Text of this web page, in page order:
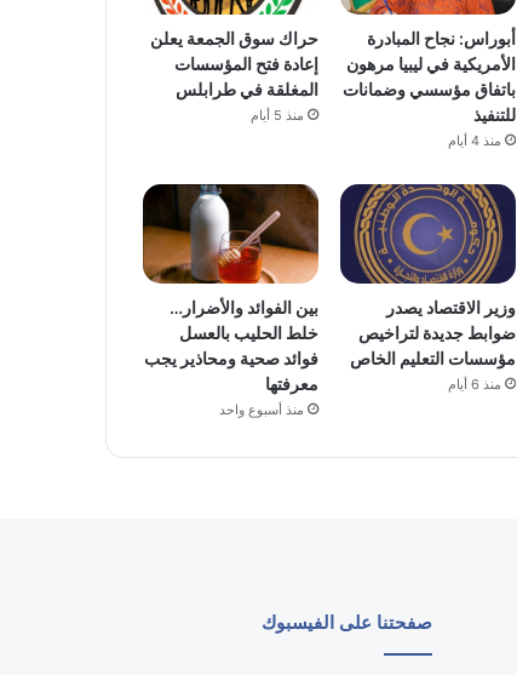
أبوراس: نجاح المبادرة
الأمريكية في ليبيا مرهون
باتفاق مؤسسي وضمانات
للتنفيذ
منذ 4 أيام
حراك سوق الجمعة يعلن
إعادة فتح المؤسسات
المغلقة في طرابلس
منذ 5 أيام
وزير الاقتصاد يصدر
ضوابط جديدة لتراخيص
مؤسسات التعليم الخاص
منذ 6 أيام
بين الفوائد والأضرار…
خلط الحليب بالعسل
فوائد صحية ومحاذير يجب
معرفتها
منذ أسبوع واحد
صفحتنا على الفيسبوك